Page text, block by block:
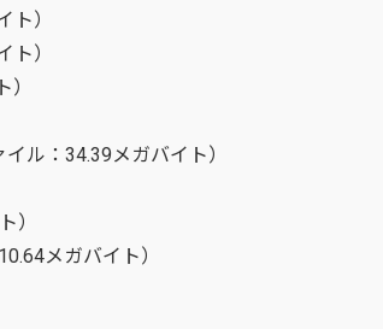
ト）
ト）
イル：34.39メガバイト）
）
メガバイト）